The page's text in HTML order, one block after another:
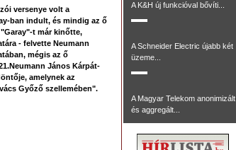
versenye volt a
ban indult, és mindig az ő
t már kinőtte,
- felvette Neumann
mégis az ő
János Kárpát-
amelynek az
Győző szellemében".
A K&H új funkcióval bővíti...
A Schneider Electric újabb két
üzeme...
A Magyar Telekom anonimizált
és aggregált...